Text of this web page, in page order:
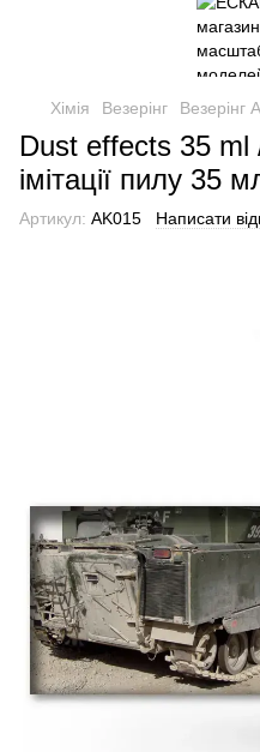
Хімія Везерінг Везерінг
Dust effects 35 ml
імітації пилу 35
Артикул: AK015 Написати